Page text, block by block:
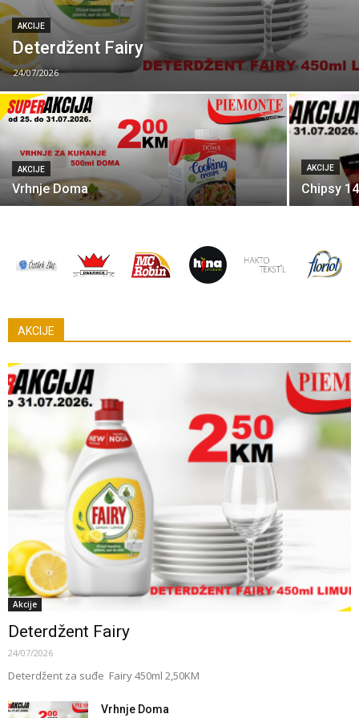
AKCIJE
Deterdžent Fairy
24/07/2026
AKCIJE
Vrhnje Doma
AKCIJE
Chipsy
AKCIJE
Akcije
Deterdžent Fairy
24/07/2026
Deterdžent za suđe Fairy 450ml 2,50KM
Vrhnje Doma